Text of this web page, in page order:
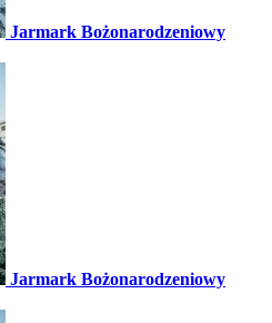
Jarmark Bożonarodzeniowy
Jarmark Bożonarodzeniowy